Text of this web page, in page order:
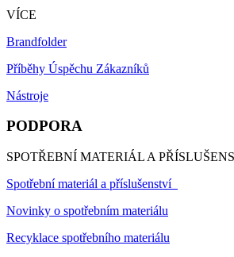
VÍCE
Brandfolder
Příběhy Úspěchu Zákazníků
Nástroje
PODPORA
SPOTŘEBNÍ MATERIÁL A
Spotřební materiál a příslušenství
Novinky o spotřebním materiálu
Recyklace spotřebního materiálu